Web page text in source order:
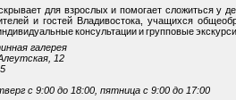
для взрослых и помогает сложиться у
и гостей Владивостока, учащихся
консультации и групповые
галерея
12
с 9:00 до 18:00, пятница с 9:00 до 17:00